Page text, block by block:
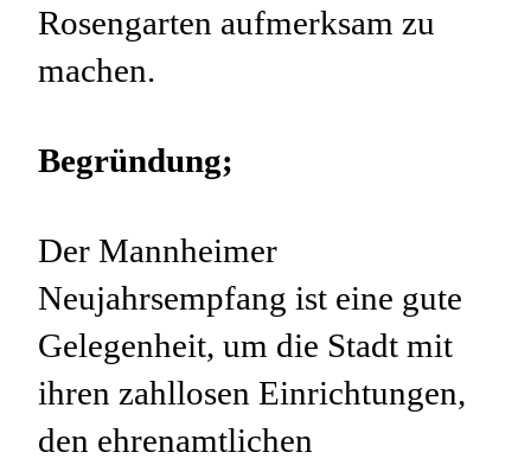
Rosengarten aufmerksam zu
machen.
Begründung;
Der Mannheimer
Neujahrsempfang ist eine gute
Gelegenheit, um die Stadt mit
ihren zahllosen Einrichtungen,
den ehrenamtlichen